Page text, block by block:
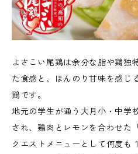
よさこい尾鶏は余分な脂や鶏独
た食感と、ほんのり甘味を感じ
鶏です。
地元の学生が通う大月小・中学
され、鶏肉とレモンを合わせた
クエストメニューとして何度も